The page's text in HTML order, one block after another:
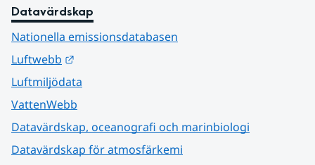
Datavärdskap
Nationella emissionsdatabasen
Luftwebb
Luftmiljödata
VattenWebb
Datavärdskap, oceanografi och marinbiologi
Datavärdskap för atmosfärkemi